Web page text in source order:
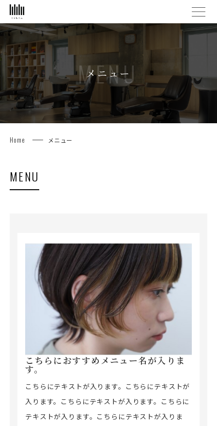
メニュー
MENU
Home メニュー
MENU
こちらにおすすめメニュー名が入りま
す。
こちらにテキストが入ります。こちらにテキストが
入ります。こちらにテキストが入ります。こちらに
テキストが入ります。こちらにテキストが入りま